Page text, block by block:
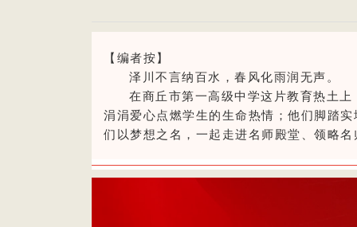
【编者按】
泽川不言纳百水，春风化雨润无声。
在商丘市第一高级中学这片教育热土
涓涓爱心点燃学生的生命热情；他们脚踏
们以梦想之名，一起走进名师殿堂、领略